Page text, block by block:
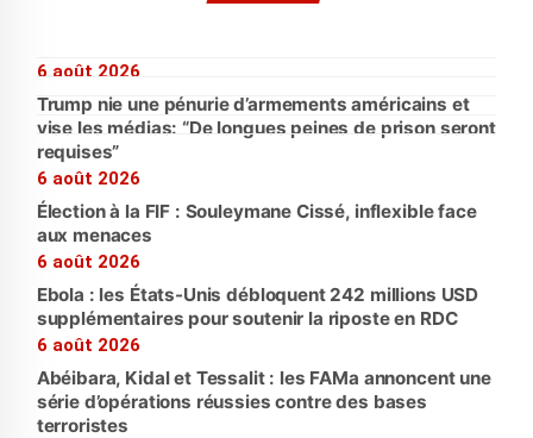
6 août 2026
Trump nie une pénurie d’armements américains et
vise les médias: “De longues peines de prison seront
requises”
6 août 2026
Élection à la FIF : Souleymane Cissé, inflexible face
aux menaces
6 août 2026
Ebola : les États-Unis débloquent 242 millions USD
supplémentaires pour soutenir la riposte en RDC
6 août 2026
Abéibara, Kidal et Tessalit : les FAMa annoncent une
série d’opérations réussies contre des bases
terroristes